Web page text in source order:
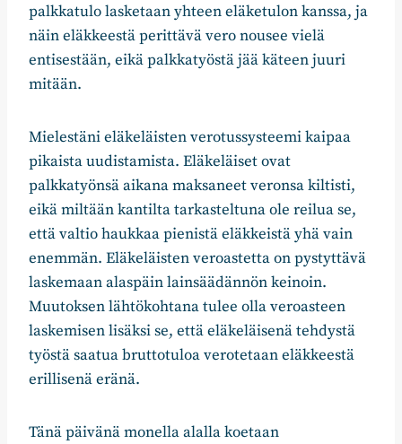
palkkatulo lasketaan yhteen eläketulon kanssa, ja
näin eläkkeestä perittävä vero nousee vielä
entisestään, eikä palkkatyöstä jää käteen juuri
mitään.
Mielestäni eläkeläisten verotussysteemi kaipaa
pikaista uudistamista. Eläkeläiset ovat
palkkatyönsä aikana maksaneet veronsa kiltisti,
eikä miltään kantilta tarkasteltuna ole reilua se,
että valtio haukkaa pienistä eläkkeistä yhä vain
enemmän. Eläkeläisten veroastetta on pystyttävä
laskemaan alaspäin lainsäädännön keinoin.
Muutoksen lähtökohtana tulee olla veroasteen
laskemisen lisäksi se, että eläkeläisenä tehdystä
työstä saatua bruttotuloa verotetaan eläkkeestä
erillisenä eränä.
Tänä päivänä monella alalla koetaan